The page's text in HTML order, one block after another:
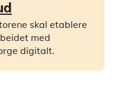
skal etablere
med
digitalt.